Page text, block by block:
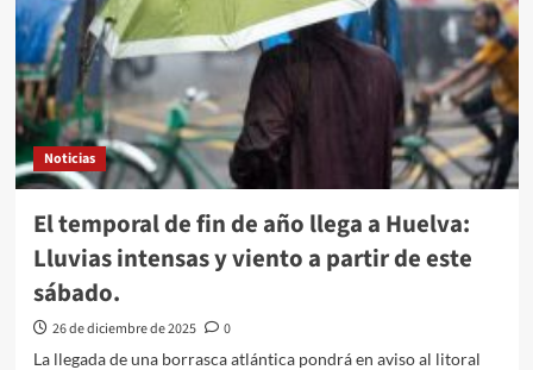
Noticias
El temporal de fin de año llega a Huelva:
Lluvias intensas y viento a partir de este
sábado.
26 de diciembre de 2025
0
La llegada de una borrasca atlántica pondrá en aviso al litoral